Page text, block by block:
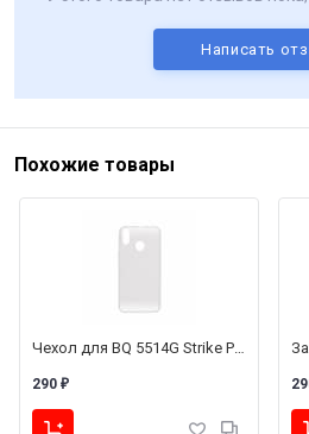
Написать
Похожие товары
290 ₽